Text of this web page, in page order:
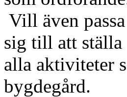
Vill även
sig till att ställa
alla aktiviteter
bygdegård.